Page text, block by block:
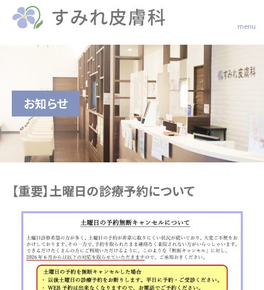
お知らせ
【重要】土曜日の診療予約について
menu